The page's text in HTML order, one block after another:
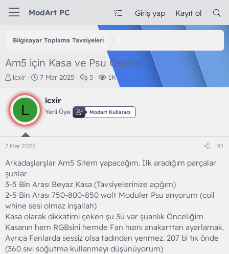
ModArt PC Giriş yap Kayıt ol
Bilgisayar Toplama Tavsiyeleri
Am5 için Kasa ve Psu Önerisi
K
o
n
b
u
y
a
ş
a
t
a
n
lcxir
B
a
l
a
n
ç
i
h
i
7 Mar 2025
C
e
p
5
G
ö
n
e
e
1K
L
lcxir
Yeni Üye Modart Kullanıcı
7 Mar 2025 #1
Arkadaşlarşlar Am5 Sitem yapacağım. İlk aradığım parçalar
şunlar
3-5 Bin Arası Beyaz Kasa (Tavsiyelerinize açığım)
2-5 Bin Arası 750-800-850 wolt Moduler Psu arıyorum (coil
whine sesi olmaz inşallah)
Kasa olarak dikkatimi çeken şu 3ü var şuanlık Önceliğim
Kasanın hem RGBsini hemde Fan hızını anakarttan ayarlamak.
Ayrıca Fanlarda sessiz olsa tadından yenmez. 207 bi tık önde
(360 sıvı soğutma kullanmayı düşünüyorum)